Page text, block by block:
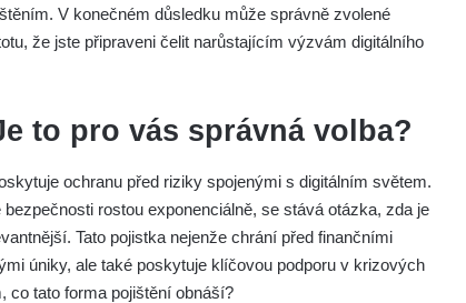
V konečném důsledku může správně zvolené
že jste připraveni čelit narůstajícím výzvám digitálního
to pro vás správná volba?
ochranu před riziky spojenými s digitálním světem.
rostou exponenciálně, se stává otázka, zda je
Tato pojistka nejenže chrání před finančními
úniky, ale také poskytuje klíčovou podporu v krizových
co tato forma pojištění obnáší?